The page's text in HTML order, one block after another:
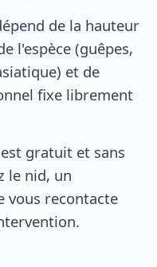
de la hauteur
l'espèce (guêpes,
et de
fixe librement
gratuit et sans
le nid, un
vous recontacte